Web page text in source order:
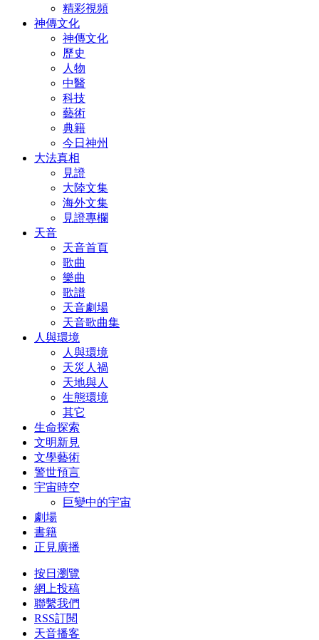
精彩視頻
神傳文化
神傳文化
歷史
人物
中醫
科技
藝術
典籍
今日神州
大法真相
見證
大陸文集
海外文集
見證專欄
天音
天音首頁
歌曲
樂曲
歌譜
天音劇場
天音歌曲集
人與環境
人與環境
天災人禍
天地與人
生態環境
其它
生命探索
文明新見
文學藝術
警世預言
宇宙時空
巨變中的宇宙
劇場
書籍
正見廣播
按日瀏覽
網上投稿
聯繫我們
RSS訂閱
天音播客